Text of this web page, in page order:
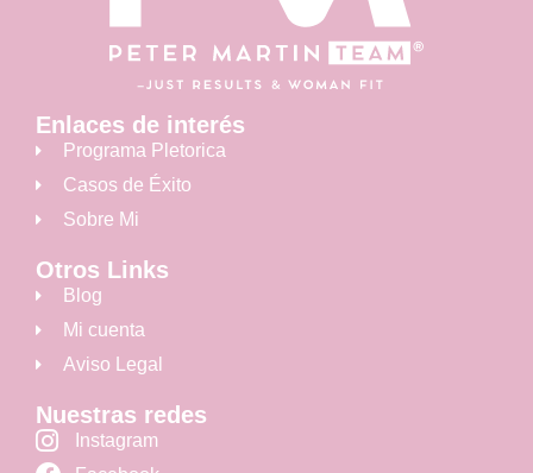
Enlaces de interés
Programa Pletorica
Casos de Éxito
Sobre Mi
Otros Links
Blog
Mi cuenta
Aviso Legal
Nuestras redes
Instagram